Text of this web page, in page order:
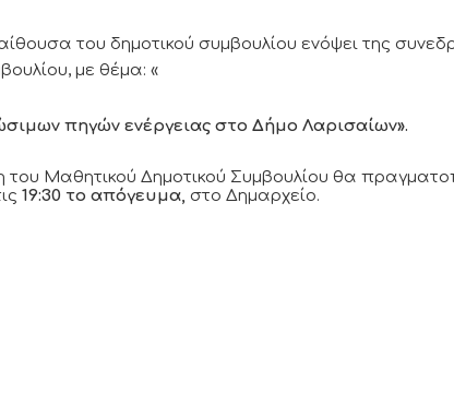
αίθουσα του δημοτικού συμβουλίου ενόψει της
με θέμα: «
πηγών ενέργειας στο Δήμο Λαρισαίων».
του Μαθητικού Δημοτικού Συμβουλίου θα
19:30 το απόγευμα, στο Δημαρχείο.